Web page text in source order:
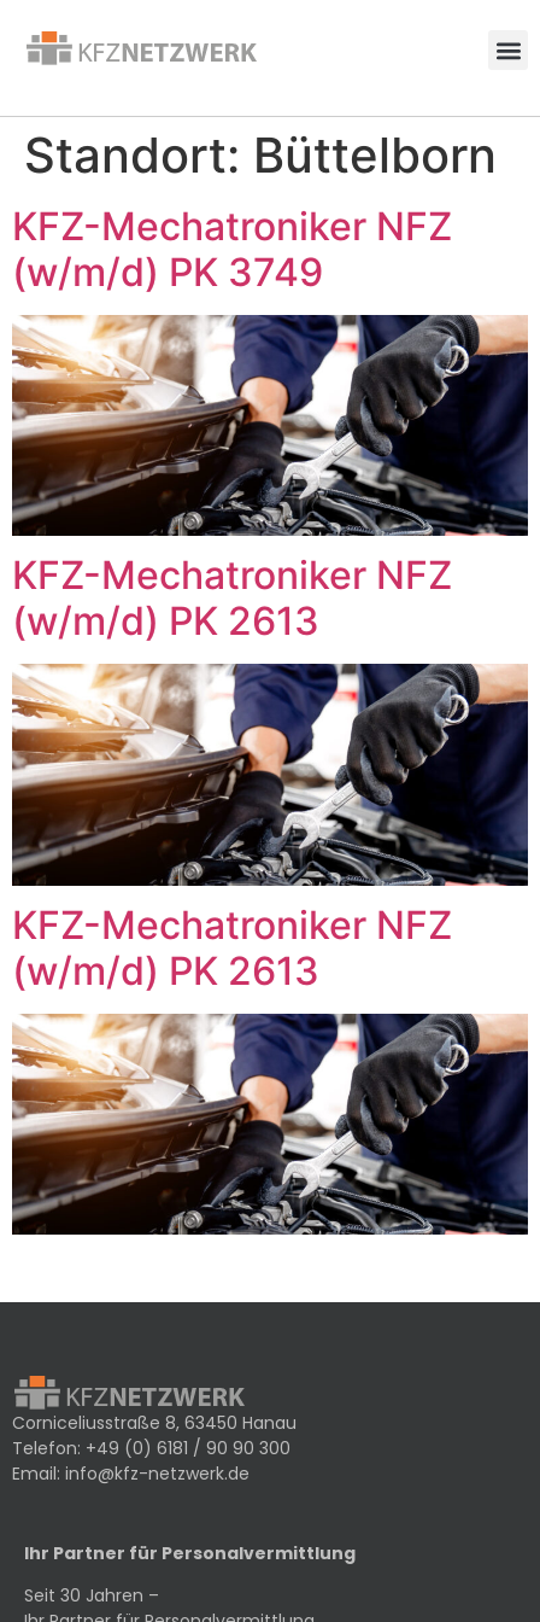
Standort: Büttelborn
KFZ-Mechatroniker NFZ
(w/m/d) PK 3749
KFZ-Mechatroniker NFZ
(w/m/d) PK 2613
KFZ-Mechatroniker NFZ
(w/m/d) PK 2613
Corniceliusstraße 8, 63450 Hanau
Telefon: +49 (0) 6181 / 90 90 300
Email: info@kfz-netzwerk.de
Ihr Partner für Personalvermittlung
Seit 30 Jahren –